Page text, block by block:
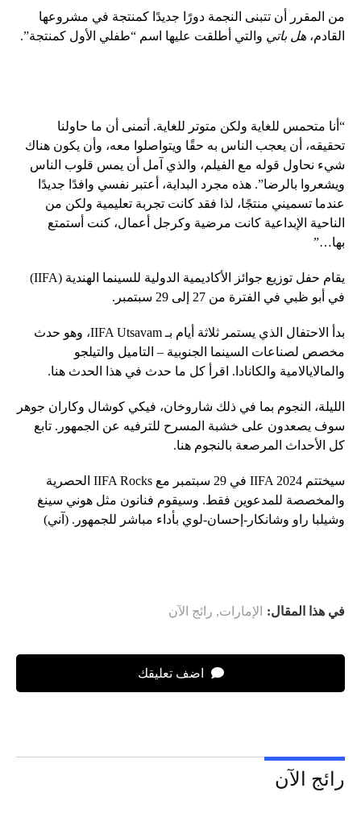
من المقرر أن تتبنى النجمة دورًا جديدًا كمنتجة في مشروعها
القادم، هل باتي والتي أطلقت عليها اسم “طفلي الأول كمنتجة”.
“أنا متحمس للغاية ولكن متوتر للغاية. أتمنى أن ما حاولنا
تحقيقه، أن يعجب الناس به حقًا ويتواصلوا معه، وأن يكون هناك
شيء نحاول قوله مع الفيلم، والذي آمل أن يمس قلوب الناس
ويشعروا بالرضا”. هذه مجرد البداية، أعتبر نفسي وافدًا جديدًا
عندما تسميني منتجًا، لذا فقد كانت تجربة تعليمية ولكن من
الناحية الإبداعية كانت مرضية وكرجل أعمال، كنت أستمتع
بها…”
يقام حفل توزيع جوائز الأكاديمية الدولية للسينما الهندية (IIFA)
في أبو ظبي في الفترة من 27 إلى 29 سبتمبر.
بدأ الاحتفال الذي يستمر ثلاثة أيام بـ IIFA Utsavam، وهو حدث
مخصص لصناعات السينما الجنوبية – التاميل والتيلجو
والمالايالامية والكانادا. اقرأ كل ما حدث في هذا الحدث هنا.
الليلة، النجوم بما في ذلك شاروخان، فيكي كوشال وكاران جوهر
سوف يصعدون على خشبة المسرح للترفيه عن الجمهور. تابع
كل الأحداث المرصعة بالنجوم هنا.
سيختتم IIFA 2024 في 29 سبتمبر مع IIFA Rocks الحصرية
والمخصصة للمدعوين فقط. وسيقوم فنانون مثل هوني سينغ
وشيلبا راو وشانكار-إحسان-لوي بأداء مباشر للجمهور. (آني)
في هذا المقال: الإمارات, رائج الآن
اضف تعليقك
رائج الآن